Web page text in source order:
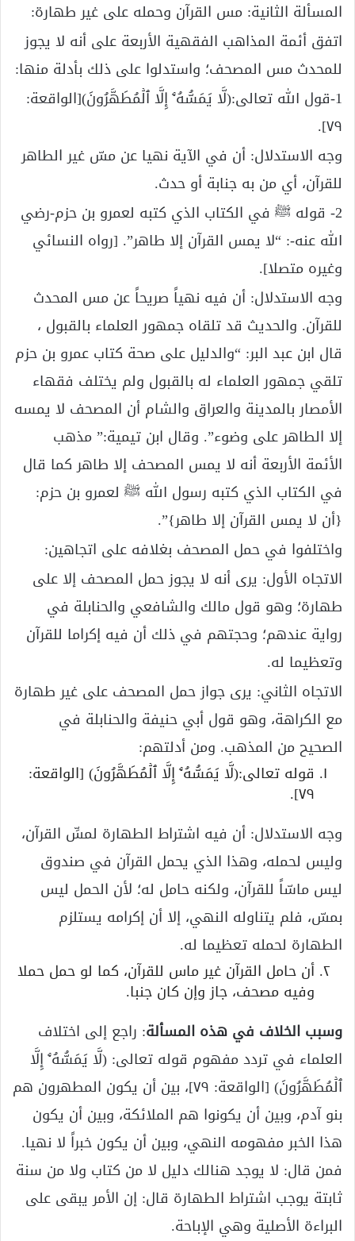
المسألة الثانية: مس القرآن وحمله على غير طهارة:
اتفق أئمة المذاهب الفقهية الأربعة على أنه لا يجوز
للمحدث مس المصحف؛ واستدلوا على ذلك بأدلة منها:
1-قول الله تعالى:(لَّا یَمَسُّهُۥۤ إِلَّا ٱلۡمُطَهَّرُونَ)[الواقعة:
٧٩].
وجه الاستدلال: أن في الآية نهيا عن مسّ غير الطاهر
للقرآن، أي من به جنابة أو حدث.
2- قوله ﷺ في الكتاب الذي كتبه لعمرو بن حزم-رضي
الله عنه-: “لا يمس القرآن إلا طاهر”. [رواه النسائي
وغيره متصلا].
وجه الاستدلال: أن فيه نهياً صريحاً عن مس المحدث
للقرآن. والحديث قد تلقاه جمهور العلماء بالقبول ،
قال ابن عبد البر: “والدليل على صحة كتاب عمرو بن حزم
تلقي جمهور العلماء له بالقبول ولم يختلف فقهاء
الأمصار بالمدينة والعراق والشام أن المصحف لا يمسه
إلا الطاهر على وضوء”. وقال ابن تيمية:” مذهب
الأئمة الأربعة أنه لا يمس المصحف إلا طاهر كما قال
في الكتاب الذي كتبه رسول الله ﷺ لعمرو بن حزم:
{أن لا يمس القرآن إلا طاهر}”.
واختلفوا في حمل المصحف بغلافه على اتجاهين:
الاتجاه الأول: يرى أنه لا يجوز حمل المصحف إلا على
طهارة؛ وهو قول مالك والشافعي والحنابلة في
رواية عندهم؛ وحجتهم في ذلك أن فيه إكراما للقرآن
وتعظيما له.
الاتجاه الثاني: يرى جواز حمل المصحف على غير طهارة
مع الكراهة، وهو قول أبي حنيفة والحنابلة في
الصحيح من المذهب. ومن أدلتهم:
قوله تعالى:(لَّا یَمَسُّهُۥۤ إِلَّا ٱلۡمُطَهَّرُونَ) [الواقعة:
٧٩].
وجه الاستدلال: أن فيه اشتراط الطهارة لمسِّ القرآن،
وليس لحمله، وهذا الذي يحمل القرآن في صندوق
ليس ماسّاً للقرآن، ولكنه حامل له؛ لأن الحمل ليس
بمسّ، فلم يتناوله النهي، إلا أن إكرامه يستلزم
الطهارة لحمله تعظيما له.
أن حامل القرآن غير ماس للقرآن، كما لو حمل حملا
وفيه مصحف، جاز وإن كان جنبا.
وسبب الخلاف في هذه المسألة: راجع إلى اختلاف
العلماء في تردد مفهوم قوله تعالى: (لَّا یَمَسُّهُۥۤ إِلَّا
ٱلۡمُطَهَّرُونَ) [الواقعة: ٧٩]، بين أن يكون المطهرون هم
بنو آدم، وبين أن يكونوا هم الملائكة، وبين أن يكون
هذا الخبر مفهومه النهي، وبين أن يكون خبراً لا نهيا.
فمن قال: لا يوجد هنالك دليل لا من كتاب ولا من سنة
ثابتة يوجب اشتراط الطهارة قال: إن الأمر يبقى على
البراءة الأصلية وهي الإباحة.